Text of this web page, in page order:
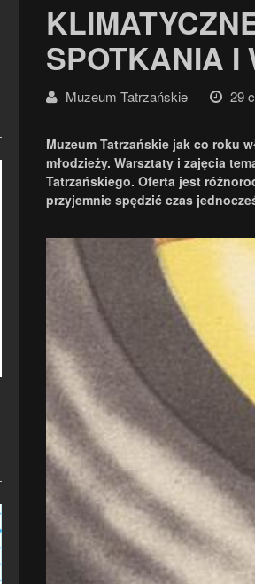
SPOTKANIA I
Muzeum Tatrzańskie 29
Muzeum Tatrzańskie jak co roku
młodzieży. Warsztaty i zajęcia
Tatrzańskiego. Oferta jest
przyjemnie spędzić czas